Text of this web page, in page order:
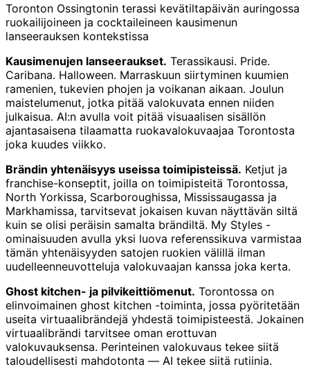
Toronton Ossingtonin terassi kevätiltapäivän auringossa
ruokailijoineen ja cocktaileineen kausimenun
lanseerauksen kontekstissa
Kausimenujen lanseeraukset. Terassikausi. Pride.
Caribana. Halloween. Marraskuun siirtyminen kuumien
ramenien, tukevien phojen ja voikanan aikaan. Joulun
maistelumenut, jotka pitää valokuvata ennen niiden
julkaisua. AI:n avulla voit pitää visuaalisen sisällön
ajantasaisena tilaamatta ruokavalokuvaajaa Torontosta
joka kuudes viikko.
Brändin yhtenäisyys useissa toimipisteissä. Ketjut ja
franchise-konseptit, joilla on toimipisteitä Torontossa,
North Yorkissa, Scarboroughissa, Mississaugassa ja
Markhamissa, tarvitsevat jokaisen kuvan näyttävän siltä
kuin se olisi peräisin samalta brändiltä. My Styles -
ominaisuuden avulla yksi luova referenssikuva varmistaa
tämän yhtenäisyyden satojen ruokien välillä ilman
uudelleenneuvotteluja valokuvaajan kanssa joka kerta.
Ghost kitchen- ja pilvikeittiömenut. Torontossa on
elinvoimainen ghost kitchen -toiminta, jossa pyöritetään
useita virtuaalibrändejä yhdestä toimipisteestä. Jokainen
virtuaalibrändi tarvitsee oman erottuvan
valokuvauksensa. Perinteinen valokuvaus tekee siitä
taloudellisesti mahdotonta — AI tekee siitä rutiinia.